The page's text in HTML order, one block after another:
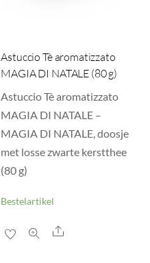
Astuccio Tè aromatizzato
MAGIA DI NATALE (80 g)
Astuccio Tè aromatizzato
MAGIA DI NATALE –
MAGIA DI NATALE, doosje
met losse zwarte kerstthee
(80 g)
Bestelartikel
Share